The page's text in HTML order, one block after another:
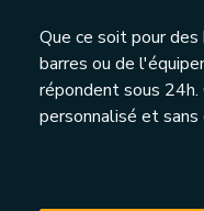
Que ce soit pour
barres ou de
répondent sous
personnalisé et sans